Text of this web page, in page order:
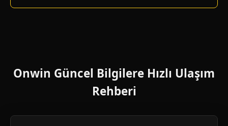
Onwin Güncel Bilgilere Hızlı Ulaşım
Rehberi